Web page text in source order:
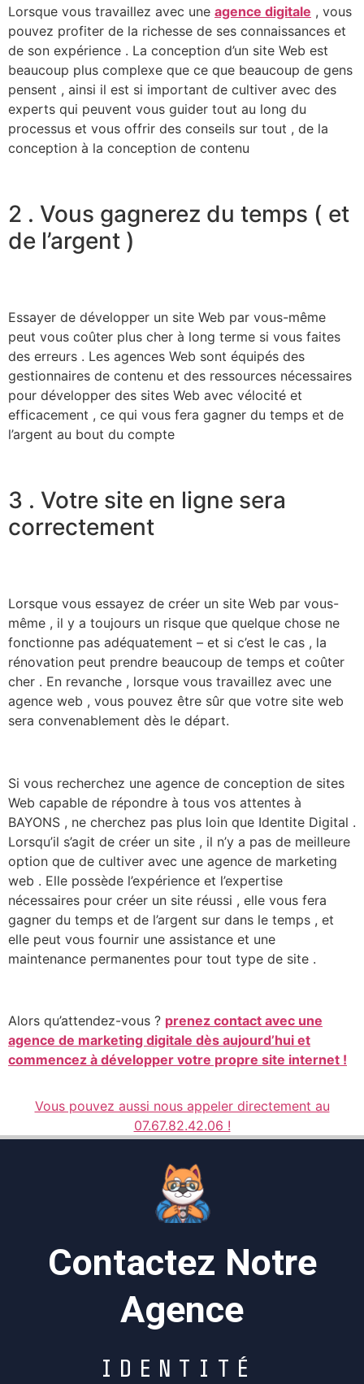
Lorsque vous travaillez avec une agence digitale , vous
pouvez profiter de la richesse de ses connaissances et
de son expérience . La conception d’un site Web est
beaucoup plus complexe que ce que beaucoup de gens
pensent , ainsi il est si important de cultiver avec des
experts qui peuvent vous guider tout au long du
processus et vous offrir des conseils sur tout , de la
conception à la conception de contenu
2 . Vous gagnerez du temps ( et
de l’argent )
Essayer de développer un site Web par vous-même
peut vous coûter plus cher à long terme si vous faites
des erreurs . Les agences Web sont équipés des
gestionnaires de contenu et des ressources nécessaires
pour développer des sites Web avec vélocité et
efficacement , ce qui vous fera gagner du temps et de
l’argent au bout du compte
3 . Votre site en ligne sera
correctement
Lorsque vous essayez de créer un site Web par vous-
même , il y a toujours un risque que quelque chose ne
fonctionne pas adéquatement – et si c’est le cas , la
rénovation peut prendre beaucoup de temps et coûter
cher . En revanche , lorsque vous travaillez avec une
agence web , vous pouvez être sûr que votre site web
sera convenablement dès le départ.
Si vous recherchez une agence de conception de sites
Web capable de répondre à tous vos attentes à
BAYONS , ne cherchez pas plus loin que Identite Digital .
Lorsqu’il s’agit de créer un site , il n’y a pas de meilleure
option que de cultiver avec une agence de marketing
web . Elle possède l’expérience et l’expertise
nécessaires pour créer un site réussi , elle vous fera
gagner du temps et de l’argent sur dans le temps , et
elle peut vous fournir une assistance et une
maintenance permanentes pour tout type de site .
Alors qu’attendez-vous ? prenez contact avec une
agence de marketing digitale dès aujourd’hui et
commencez à développer votre propre site internet !
Vous pouvez aussi nous appeler directement au
07.67.82.42.06 !
Contactez Notre
Agence
I D E N T I T É